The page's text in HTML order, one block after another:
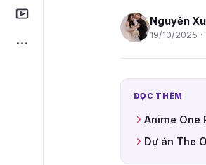
Nguyễn
19/10/2025
ĐỌC THÊM
Anime One
Dự án The